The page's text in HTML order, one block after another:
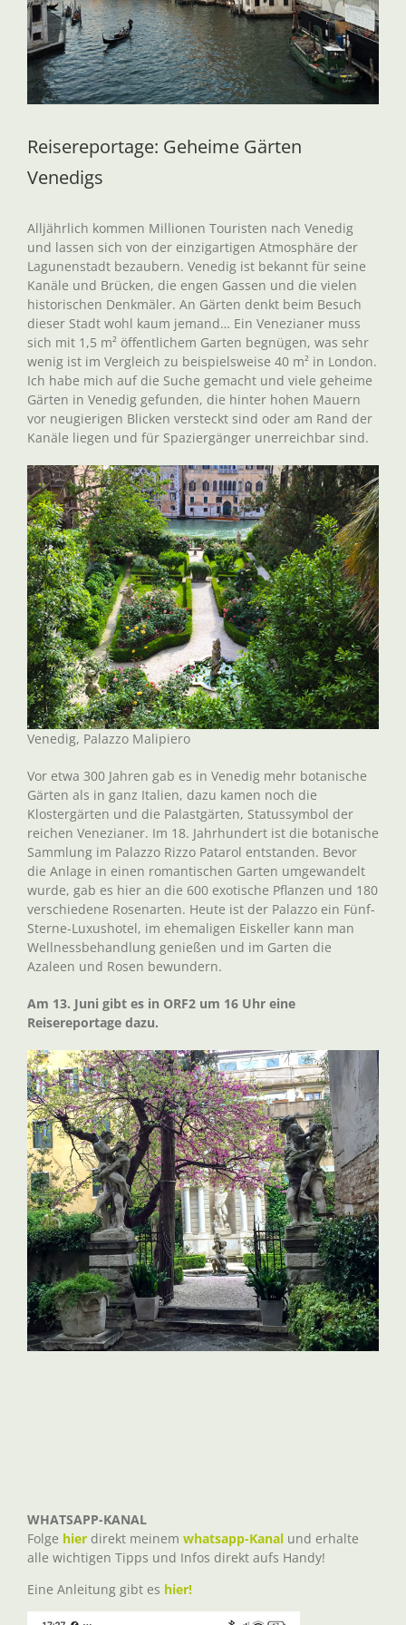
Reisereportage: Geheime Gärten
Venedigs
Alljährlich kommen Millionen Touristen nach Venedig
und lassen sich von der einzigartigen Atmosphäre der
Lagunenstadt bezaubern. Venedig ist bekannt für seine
Kanäle und Brücken, die engen Gassen und die vielen
historischen Denkmäler. An Gärten denkt beim Besuch
dieser Stadt wohl kaum jemand… Ein Venezianer muss
sich mit 1,5 m² öffentlichem Garten begnügen, was sehr
wenig ist im Vergleich zu beispielsweise 40 m² in London.
Ich habe mich auf die Suche gemacht und viele geheime
Gärten in Venedig gefunden, die hinter hohen Mauern
vor neugierigen Blicken versteckt sind oder am Rand der
Kanäle liegen und für Spaziergänger unerreichbar sind.
Venedig, Palazzo Malipiero
Vor etwa 300 Jahren gab es in Venedig mehr botanische
Gärten als in ganz Italien, dazu kamen noch die
Klostergärten und die Palastgärten, Statussymbol der
reichen Venezianer. Im 18. Jahrhundert ist die botanische
Sammlung im Palazzo Rizzo Patarol entstanden. Bevor
die Anlage in einen romantischen Garten umgewandelt
wurde, gab es hier an die 600 exotische Pflanzen und 180
verschiedene Rosenarten. Heute ist der Palazzo ein Fünf-
Sterne-Luxushotel, im ehemaligen Eiskeller kann man
Wellnessbehandlung genießen und im Garten die
Azaleen und Rosen bewundern.
Am 13. Juni gibt es in ORF2 um 16 Uhr eine
Reisereportage dazu.
WHATSAPP-KANAL
Folge hier direkt meinem whatsapp-Kanal und erhalte
alle wichtigen Tipps und Infos direkt aufs Handy!
Eine Anleitung gibt es hier!